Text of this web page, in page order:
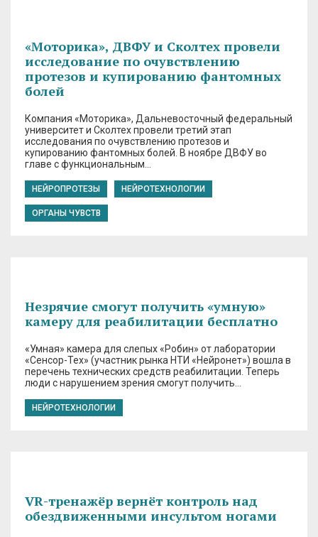
«Моторика», ДВФУ и Сколтех провели
исследование по очувствлению
протезов и купированию фантомных
болей
Компания «Моторика», Дальневосточный федеральный
университет и Сколтех провели третий этап
исследования по очувствлению протезов и
купированию фантомных болей. В ноябре ДВФУ во
главе с функциональным…
НЕЙРОПРОТЕЗЫ НЕЙРОТЕХНОЛОГИИ
ОРГАНЫ ЧУВСТВ
Незрячие смогут получить «умную»
камеру для реабилитации бесплатно
«Умная» камера для слепых «Робин» от лаборатории
«Сенсор-Тех» (участник рынка НТИ «Нейронет») вошла в
перечень технических средств реабилитации. Теперь
люди с нарушением зрения смогут получить…
НЕЙРОТЕХНОЛОГИИ
VR-тренажёр вернёт контроль над
обездвиженными инсультом ногами